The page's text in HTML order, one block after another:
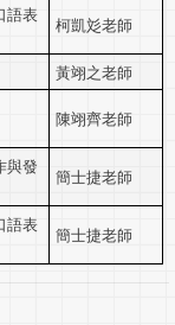
語表
柯凱彣老師
黃翊之老師
陳翊齊老師
與發
簡士捷老師
語表
簡士捷老師